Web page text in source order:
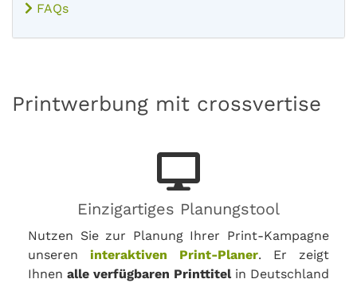
FAQs
Printwerbung mit crossvertise
Einzigartiges Planungstool
Nutzen Sie zur Planung Ihrer Print-Kampagne
unseren interaktiven Print-Planer. Er zeigt
Ihnen alle verfügbaren Printtitelin Deutschland